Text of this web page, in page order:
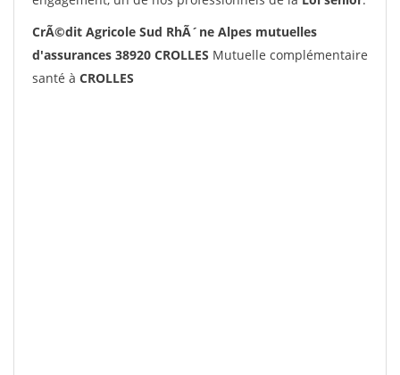
CrÃ©dit Agricole Sud RhÃ´ne Alpes mutuelles
d'assurances 38920 CROLLES Mutuelle complémentaire
santé à CROLLES